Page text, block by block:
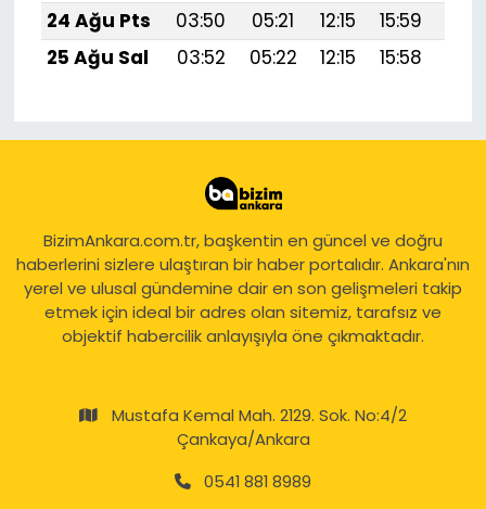
24 Ağu Pts
03:50 05:21 12:15 15:59
25 Ağu Sal
03:52 05:22 12:15 15:58
BizimAnkara.com.tr, başkentin en güncel ve doğru
haberlerini sizlere ulaştıran bir haber portalıdır. Ankara'nın
yerel ve ulusal gündemine dair en son gelişmeleri takip
etmek için ideal bir adres olan sitemiz, tarafsız ve
objektif habercilik anlayışıyla öne çıkmaktadır.
Mustafa Kemal Mah. 2129. Sok. No:4/2
Çankaya/Ankara
0541 881 8989